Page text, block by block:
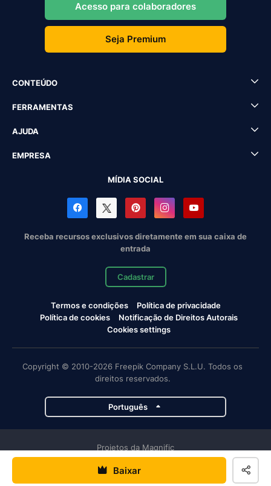
Baixar
Acesso para colaboradores
Seja Premium
CONTEÚDO
FERRAMENTAS
AJUDA
EMPRESA
MÍDIA SOCIAL
Receba recursos exclusivos diretamente em sua caixa de
entrada
Cadastrar
Termos e condições
Política de privacidade
Política de cookies
Notificação de Direitos Autorais
Cookies settings
Copyright © 2010-2026 Freepik Company S.L.U. Todos os
direitos reservados.
Português
Projetos da Magnific
Magnific Flaticon